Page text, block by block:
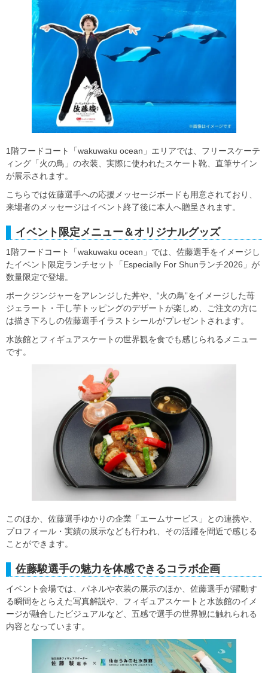
1階フードコート「wakuwaku ocean」エリアでは、フリースケーテ
ィング「火の鳥」の衣装、実際に使われたスケート靴、直筆サイン
が展示されます。
こちらでは佐藤選手への応援メッセージボードも用意されており、
来場者のメッセージはイベント終了後に本人へ贈呈されます。
イベント限定メニュー＆オリジナルグッズ
1階フードコート「wakuwaku ocean」では、佐藤選手をイメージし
たイベント限定ランチセット「Especially For Shunランチ2026」が
数量限定で登場。
ポークジンジャーをアレンジした丼や、“火の鳥”をイメージした苺
ジェラート・干し芋トッピングのデザートが楽しめ、ご注文の方に
は描き下ろしの佐藤選手イラストシールがプレゼントされます。
水族館とフィギュアスケートの世界観を食でも感じられるメニュー
です。
このほか、佐藤選手ゆかりの企業「エームサービス」との連携や、
プロフィール・実績の展示なども行われ、その活躍を間近で感じる
ことができます。
佐藤駿選手の魅力を体感できるコラボ企画
イベント会場では、パネルや衣装の展示のほか、佐藤選手が躍動す
る瞬間をとらえた写真解説や、フィギュアスケートと水族館のイメ
ージが融合したビジュアルなど、五感で選手の世界観に触れられる
内容となっています。